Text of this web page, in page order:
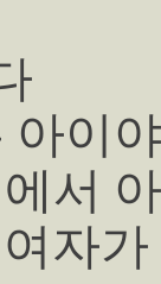
아이
서
자